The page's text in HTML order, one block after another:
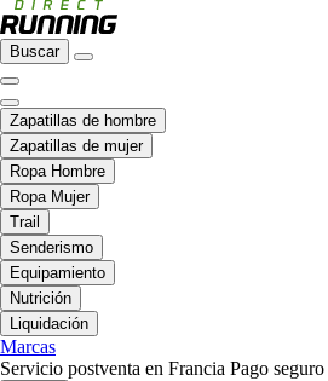
Buscar
Zapatillas de hombre
Zapatillas de mujer
Ropa Hombre
Ropa Mujer
Trail
Senderismo
Equipamiento
Nutrición
Liquidación
Marcas
Servicio postventa en Francia Pago seguro